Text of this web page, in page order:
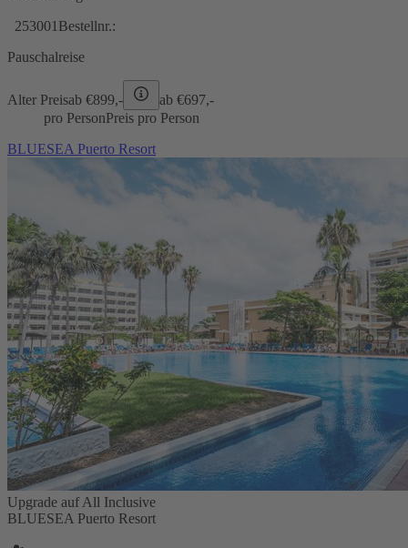
253001 Bestellnr.:
Pauschalreise
Alter Preisab €899,- ab €697,-
pro PersonPreis pro Person
BLUESEA Puerto Resort
Upgrade auf All Inclusive
BLUESEA Puerto Resort